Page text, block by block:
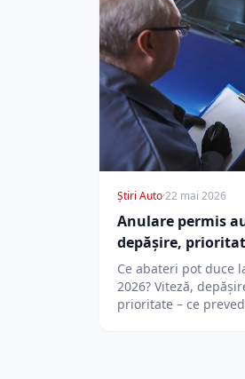
Știri Auto·22 mai 2026
Anulare permis
depășire,
Ce abateri pot duce
2026? Viteză,
prioritate – ce